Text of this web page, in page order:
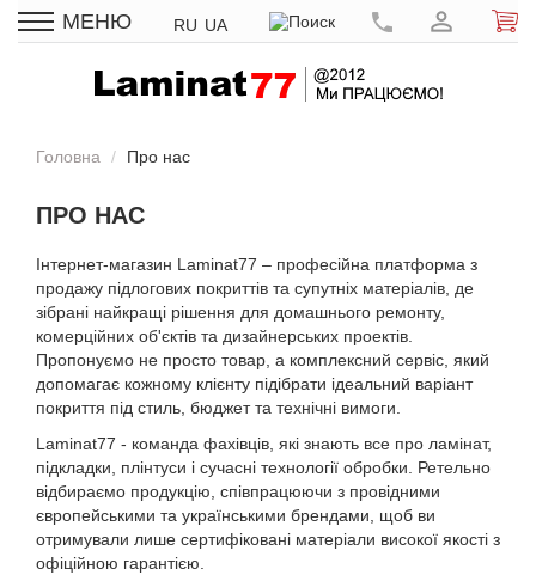
МЕНЮ RU UA
Головна Про нас
ПРО НАС
Інтернет-магазин Laminat77 – професійна платформа з
продажу підлогових покриттів та супутніх матеріалів, де
зібрані найкращі рішення для домашнього ремонту,
комерційних об'єктів та дизайнерських проектів.
Пропонуємо не просто товар, а комплексний сервіс, який
допомагає кожному клієнту підібрати ідеальний варіант
покриття під стиль, бюджет та технічні вимоги.
Laminat77 - команда фахівців, які знають все про ламінат,
підкладки, плінтуси і сучасні технології обробки. Ретельно
відбираємо продукцію, співпрацюючи з провідними
європейськими та українськими брендами, щоб ви
отримували лише сертифіковані матеріали високої якості з
офіційною гарантією.